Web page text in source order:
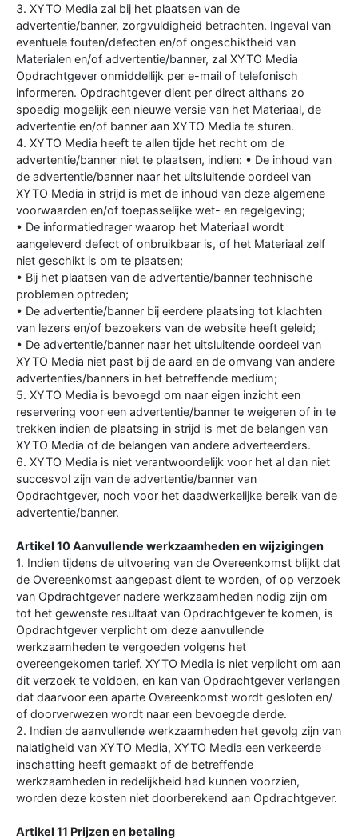
3. XYTO Media zal bij het plaatsen van de
advertentie/banner, zorgvuldigheid betrachten. Ingeval van
eventuele fouten/defecten en/of ongeschiktheid van
Materialen en/of advertentie/banner, zal XYTO Media
Opdrachtgever onmiddellijk per e-mail of telefonisch
informeren. Opdrachtgever dient per direct althans zo
spoedig mogelijk een nieuwe versie van het Materiaal, de
advertentie en/of banner aan XYTO Media te sturen.
4. XYTO Media heeft te allen tijde het recht om de
advertentie/banner niet te plaatsen, indien: • De inhoud van
de advertentie/banner naar het uitsluitende oordeel van
XYTO Media in strijd is met de inhoud van deze algemene
voorwaarden en/of toepasselijke wet- en regelgeving;
• De informatiedrager waarop het Materiaal wordt
aangeleverd defect of onbruikbaar is, of het Materiaal zelf
niet geschikt is om te plaatsen;
• Bij het plaatsen van de advertentie/banner technische
problemen optreden;
• De advertentie/banner bij eerdere plaatsing tot klachten
van lezers en/of bezoekers van de website heeft geleid;
• De advertentie/banner naar het uitsluitende oordeel van
XYTO Media niet past bij de aard en de omvang van andere
advertenties/banners in het betreffende medium;
5. XYTO Media is bevoegd om naar eigen inzicht een
reservering voor een advertentie/banner te weigeren of in te
trekken indien de plaatsing in strijd is met de belangen van
XYTO Media of de belangen van andere adverteerders.
6. XYTO Media is niet verantwoordelijk voor het al dan niet
succesvol zijn van de advertentie/banner van
Opdrachtgever, noch voor het daadwerkelijke bereik van de
advertentie/banner.
Artikel 10 Aanvullende werkzaamheden en wijzigingen
1. Indien tijdens de uitvoering van de Overeenkomst blijkt dat
de Overeenkomst aangepast dient te worden, of op verzoek
van Opdrachtgever nadere werkzaamheden nodig zijn om
tot het gewenste resultaat van Opdrachtgever te komen, is
Opdrachtgever verplicht om deze aanvullende
werkzaamheden te vergoeden volgens het
overeengekomen tarief. XYTO Media is niet verplicht om aan
dit verzoek te voldoen, en kan van Opdrachtgever verlangen
dat daarvoor een aparte Overeenkomst wordt gesloten en/
of doorverwezen wordt naar een bevoegde derde.
2. Indien de aanvullende werkzaamheden het gevolg zijn van
nalatigheid van XYTO Media, XYTO Media een verkeerde
inschatting heeft gemaakt of de betreffende
werkzaamheden in redelijkheid had kunnen voorzien,
worden deze kosten niet doorberekend aan Opdrachtgever.
Artikel 11 Prijzen en betaling